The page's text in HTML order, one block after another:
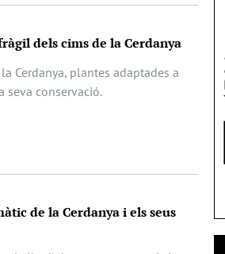
dels cims de la Cerdanya
Cerdanya, plantes adaptades a
seva conservació.
de la Cerdanya i els seus